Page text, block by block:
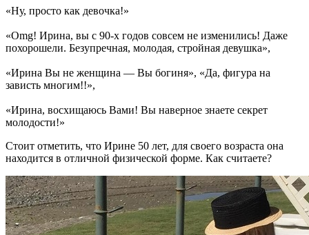
«Ну, просто как девочка!»
«Omg! Ирина, вы с 90-х годов совсем не изменились! Даже
похорошели. Безупречная, молодая, стройная девушка»,
«Ирина Вы не женщина — Вы богиня», «Да, фигура на
зависть многим!!»,
«Ирина, восхищаюсь Вами! Вы наверное знаете секрет
молодости!»
Стоит отметить, что Ирине 50 лет, для своего возраста она
находится в отличной физической форме. Как считаете?